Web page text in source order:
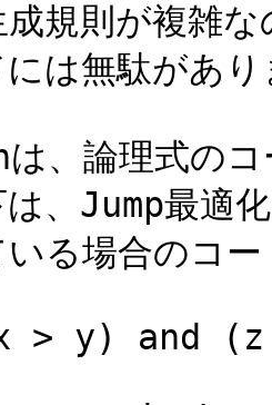
成規則が複雑
には無駄があ
、論理式のコ
、Jump最適化
いる場合のコ
y) and (z